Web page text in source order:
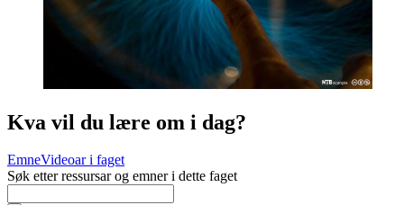
Kva vil du lære om i dag?
EmneVideoar i faget
Søk etter ressursar og emner i dette faget